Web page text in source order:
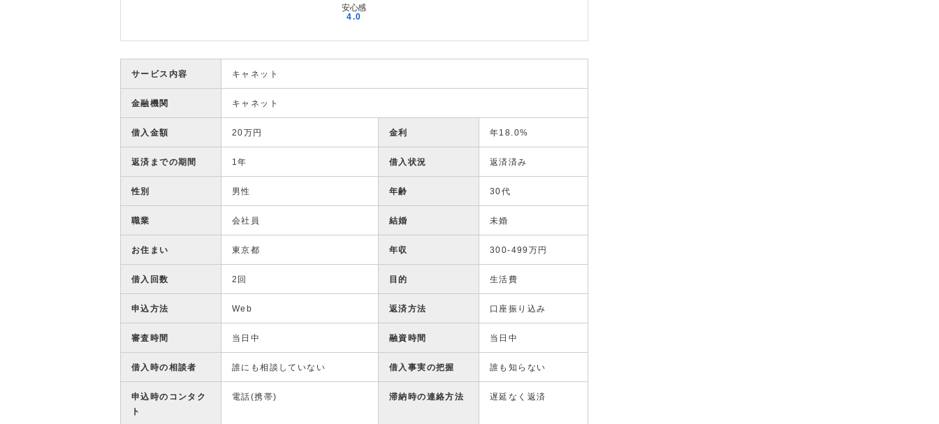
サービス内容 キャネット
金融機関 キャネット
借入金額 20万円 金利 年18.0%
返済までの期間 1年 借入状況 返済済み
性別 男性 年齢 30代
職業 会社員 結婚 未婚
お住まい 東京都 年収 300-499万円
借入回数 2回 目的 生活費
申込方法 Web 返済方法 口座振り込み
審査時間 当日中 融資時間 当日中
借入時の相談者 誰にも相談していない 借入事実の把握 誰も知らない
申込時のコンタク
ト
電話(携帯) 滞納時の連絡方法 遅延なく返済